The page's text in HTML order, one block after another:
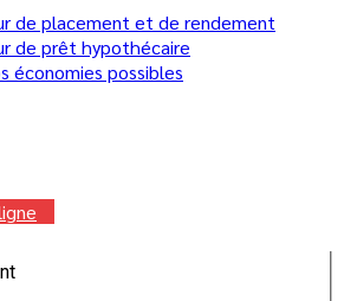
de placement et de rendement
de prêt hypothécaire
économies possibles